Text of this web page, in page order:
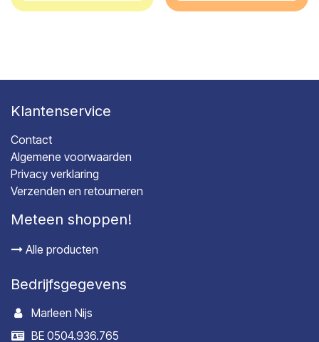
Klantenservice
Contact
Algemene voorwaarden
Privacy verklaring
Verzenden en retourneren
Meteen shoppen!
Alle producten
Bedrijfsgegevens
Marleen Nijs
BE 0504.936.765